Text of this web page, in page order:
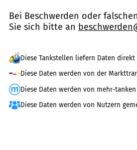
Bei Beschwerden oder
Sie sich bitte an
Diese Tankstellen liefern Daten direkt
Diese Daten werden von der
Diese Daten werden von mehr-
Diese Daten werden von Nutzern